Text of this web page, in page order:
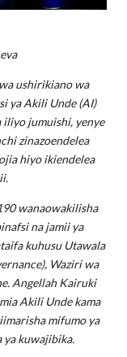
ushirikiano wa
ya Akili Unde (AI)
iliyo jumuishi, yenye
zinazoendelea
hiyo ikiendelea
wanaowakilisha
na jamii ya
kuhusu Utawala
Waziri wa
Angellah Kairuki
Akili Unde kama
mifumo ya
ya kuwajibika.